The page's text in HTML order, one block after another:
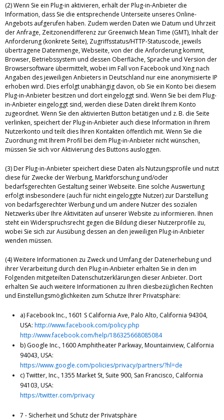
(2) Wenn Sie ein Plug-in aktivieren, erhält der Plug-in-Anbieter die
Information, dass Sie die entsprechende Unterseite unseres Online-
Angebots aufgerufen haben. Zudem werden Daten wie Datum und Uhrzeit
der Anfrage, Zeitzonendifferenz zur Greenwich Mean Time (GMT), Inhalt der
Anforderung (konkrete Seite), Zugriffsstatus/HTTP-Statuscode, jeweils
übertragene Datenmenge, Webseite, von der die Anforderung kommt,
Browser, Betriebssystem und dessen Oberfläche, Sprache und Version der
Browsersoftware übermittelt, wobei im Fall von Facebook und Xing nach
Angaben des jeweiligen Anbieters in Deutschland nur eine anonymisierte IP
erhoben wird. Dies erfolgt unabhängig davon, ob Sie ein Konto bei diesem
Plug-in-Anbieter besitzen und dort eingeloggt sind. Wenn Sie bei dem Plug-
in-Anbieter eingeloggt sind, werden diese Daten direkt Ihrem Konto
zugeordnet. Wenn Sie den aktivierten Button betätigen und z. B. die Seite
verlinken, speichert der Plug-in-Anbieter auch diese Information in Ihrem
Nutzerkonto und teilt dies Ihren Kontakten öffentlich mit. Wenn Sie die
Zuordnung mit Ihrem Profil bei dem Plug-in-Anbieter nicht wünschen,
müssen Sie sich vor Aktivierung des Buttons ausloggen.
(3) Der Plug-in-Anbieter speichert diese Daten als Nutzungsprofile und nutzt
diese für Zwecke der Werbung, Marktforschung und/oder
bedarfsgerechten Gestaltung seiner Webseite. Eine solche Auswertung
erfolgt insbesondere (auch für nicht eingeloggte Nutzer) zur Darstellung
von bedarfsgerechter Werbung und um andere Nutzer des sozialen
Netzwerks über Ihre Aktivitäten auf unserer Website zu informieren. Ihnen
steht ein Widerspruchsrecht gegen die Bildung dieser Nutzerprofile zu,
wobei Sie sich zur Ausübung dessen an den jeweiligen Plug-in-Anbieter
wenden müssen.
(4) Weitere Informationen zu Zweck und Umfang der Datenerhebung und
ihrer Verarbeitung durch den Plug-in-Anbieter erhalten Sie in den im
Folgenden mitgeteilten Datenschutzerklärungen dieser Anbieter. Dort
erhalten Sie auch weitere Informationen zu Ihren diesbezüglichen Rechten
und Einstellungsmöglichkeiten zum Schutze Ihrer Privatsphäre:
a) Facebook Inc., 1601 S California Ave, Palo Alto, California 94304,
USA: http://www.facebook.com/policy.php
http://www.facebook.com/help/186325668085084
b) Google Inc., 1600 Amphitheater Parkway, Mountainview, California
94043, USA:
https://www.google.com/policies/privacy/partners/?hl=de
c) Twitter, Inc., 1355 Market St, Suite 900, San Francisco, California
94103, USA:
https://twitter.com/privacy
7 - Sicherheit und Schutz der Privatsphäre